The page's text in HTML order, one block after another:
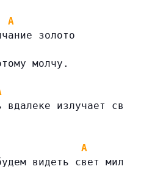
A
золото
молчу.
излучает свет
A
видеть свет